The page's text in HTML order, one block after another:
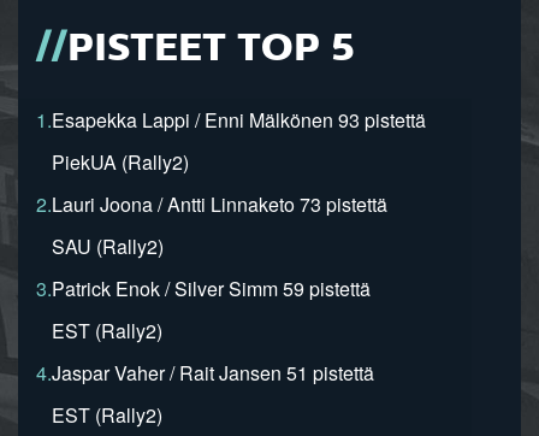
PISTEET TOP 5
1.Esapekka Lappi / Enni Mälkönen 93 pistettä
PiekUA (Rally2)
2.Lauri Joona / Antti Linnaketo 73 pistettä
SAU (Rally2)
3.Patrick Enok / Silver Simm 59 pistettä
EST (Rally2)
4.Jaspar Vaher / Rait Jansen 51 pistettä
EST (Rally2)